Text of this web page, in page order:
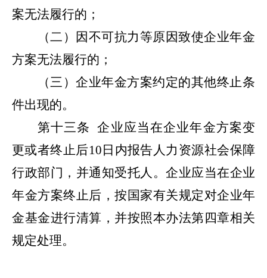
案无法履行的；
（二）因不可抗力等原因致使企业年金
方案无法履行的；
（三）企业年金方案约定的其他终止条
件出现的。
第十三条 企业应当在企业年金方案变
更或者终止后10日内报告人力资源社会保障
行政部门，并通知受托人。企业应当在企业
年金方案终止后，按国家有关规定对企业年
金基金进行清算，并按照本办法第四章相关
规定处理。